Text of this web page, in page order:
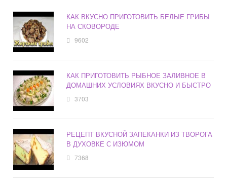
КАК ВКУСНО ПРИГОТОВИТЬ БЕЛЫЕ ГРИБЫ
НА СКОВОРОДЕ
9602
КАК ПРИГОТОВИТЬ РЫБНОЕ ЗАЛИВНОЕ В
ДОМАШНИХ УСЛОВИЯХ ВКУСНО И БЫСТРО
3703
РЕЦЕПТ ВКУСНОЙ ЗАПЕКАНКИ ИЗ ТВОРОГА
В ДУХОВКЕ С ИЗЮМОМ
7368